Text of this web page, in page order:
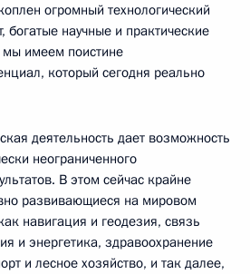
огромный технологический
богатые научные и практические
имеем поистине
который сегодня реально
деятельность дает возможность
неограниченного
В этом сейчас крайне
развивающиеся на мировом
навигация и геодезия, связь
и энергетика, здравоохранение
и лесное хозяйство, и так далее,